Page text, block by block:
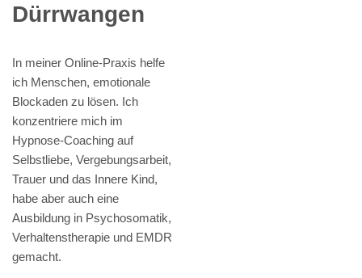
Dürrwangen
In meiner Online-Praxis helfe
ich Menschen, emotionale
Blockaden zu lösen. Ich
konzentriere mich im
Hypnose-Coaching auf
Selbstliebe, Vergebungsarbeit,
Trauer und das Innere Kind,
habe aber auch eine
Ausbildung in Psychosomatik,
Verhaltenstherapie und EMDR
gemacht.